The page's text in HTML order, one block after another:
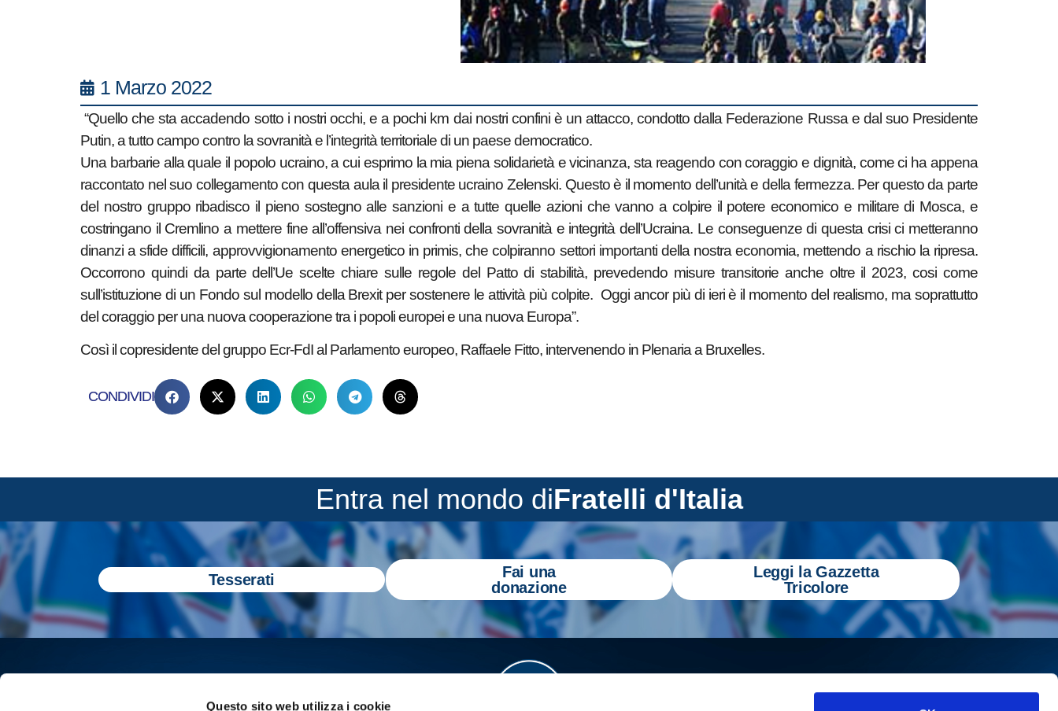
Questo sito web utilizza i cookie
1 Marzo 2022
“Quello che sta accadendo sotto i nostri occhi, e a pochi km dai nostri confini è un attacco, condotto dalla Federazione Russa e dal suo Presidente
Putin, a tutto campo contro la sovranità e l’integrità territoriale di un paese democratico.
Una barbarie alla quale il popolo ucraino, a cui esprimo la mia piena solidarietà e vicinanza, sta reagendo con coraggio e dignità, come ci ha appena
raccontato nel suo collegamento con questa aula il presidente ucraino Zelenski. Questo è il momento dell’unità e della fermezza. Per questo da parte
del nostro gruppo ribadisco il pieno sostegno alle sanzioni e a tutte quelle azioni che vanno a colpire il potere economico e militare di Mosca, e
costringano il Cremlino a mettere fine all’offensiva nei confronti della sovranità e integrità dell’Ucraina. Le conseguenze di questa crisi ci metteranno
dinanzi a sfide difficili, approvvigionamento energetico in primis, che colpiranno settori importanti della nostra economia, mettendo a rischio la ripresa.
Occorrono quindi da parte dell’Ue scelte chiare sulle regole del Patto di stabilità, prevedendo misure transitorie anche oltre il 2023, cosi come
sull’istituzione di un Fondo sul modello della Brexit per sostenere le attività più colpite. Oggi ancor più di ieri è il momento del realismo, ma soprattutto
del coraggio per una nuova cooperazione tra i popoli europei e una nuova Europa”.
Così il copresidente del gruppo Ecr-FdI al Parlamento europeo, Raffaele Fitto, intervenendo in Plenaria a Bruxelles.
CONDIVIDI
Entra nel mondo diFratelli d'Italia
Tesserati
Fai una
donazione
Leggi la Gazzetta
Tricolore